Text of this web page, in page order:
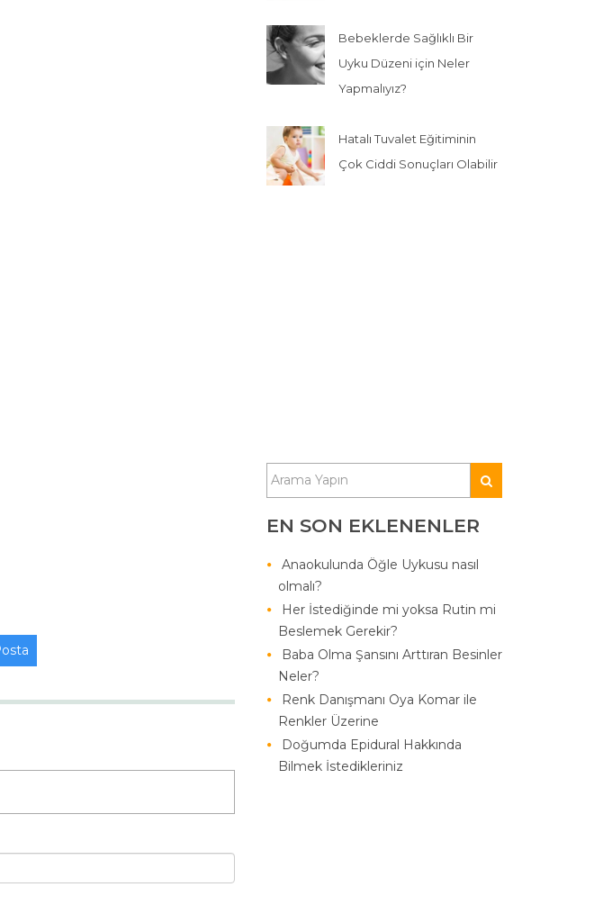
Bebeklerde Sağlıklı Bir
Uyku Düzeni için Neler
Yapmalıyız?
Hatalı Tuvalet Eğitiminin
Çok Ciddi Sonuçları Olabilir
EN SON EKLENENLER
Anaokulunda Öğle Uykusu nasıl
olmalı?
Her İstediğinde mi yoksa Rutin mi
Beslemek Gerekir?
Baba Olma Şansını Arttıran Besinler
Neler?
Renk Danışmanı Oya Komar ile
Renkler Üzerine
Doğumda Epidural Hakkında
Bilmek İstedikleriniz